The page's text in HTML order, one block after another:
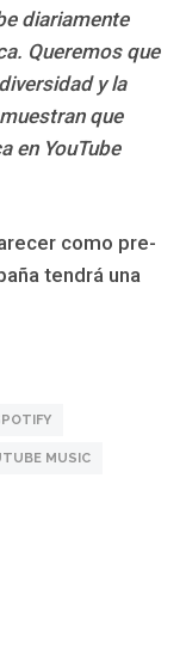
diariamente
Queremos que
y la
que
en YouTube
como pre-
tendrá una
MUSIC